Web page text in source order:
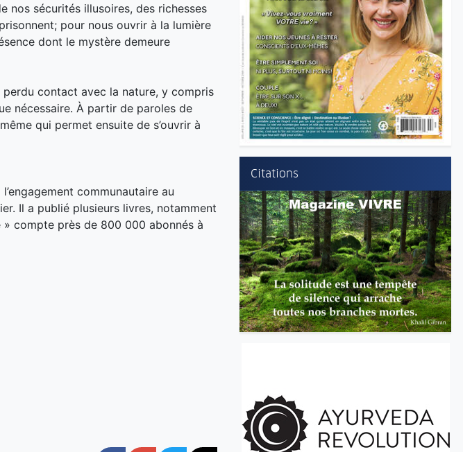
Citations
nos sécurités illusoires, des richesses
pour nous ouvrir à la lumière
dont le mystère demeure
perdu contact avec la nature, y compris
nécessaire. À partir de paroles de
qui permet ensuite de s’ouvrir à
communautaire au
Il a publié plusieurs livres, notamment
compte près de 800 000 abonnés à